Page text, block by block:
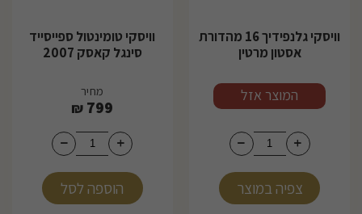
וויסקי גלנפידיך 16 מהדורת
אסטון מרטין
מחיר
המוצר אזל
צפיה במוצר
וויסקי טומינטול ספייסייד
סינגל קאסק 2007
מחיר
799
₪
הוספה לסל